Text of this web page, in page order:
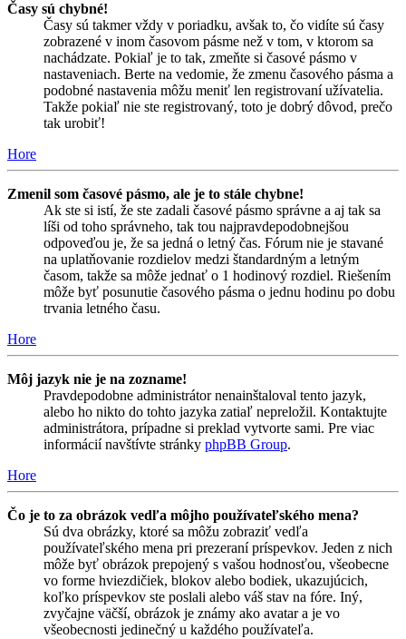
Časy sú chybné!
Časy sú takmer vždy v poriadku, avšak to, čo vidíte sú časy
zobrazené v inom časovom pásme než v tom, v ktorom sa
nachádzate. Pokiaľ je to tak, zmeňte si časové pásmo v
nastaveniach. Berte na vedomie, že zmenu časového pásma a
podobné nastavenia môžu meniť len registrovaní užívatelia.
Takže pokiaľ nie ste registrovaný, toto je dobrý dôvod, prečo
tak urobiť!
Hore
Zmenil som časové pásmo, ale je to stále chybne!
Ak ste si istí, že ste zadali časové pásmo správne a aj tak sa
líši od toho správneho, tak tou najpravdepodobnejšou
odpoveďou je, že sa jedná o letný čas. Fórum nie je stavané
na uplatňovanie rozdielov medzi štandardným a letným
časom, takže sa môže jednať o 1 hodinový rozdiel. Riešením
môže byť posunutie časového pásma o jednu hodinu po dobu
trvania letného času.
Hore
Môj jazyk nie je na zozname!
Pravdepodobne administrátor nenainštaloval tento jazyk,
alebo ho nikto do tohto jazyka zatiaľ nepreložil. Kontaktujte
administrátora, prípadne si preklad vytvorte sami. Pre viac
informácií navštívte stránky phpBB Group.
Hore
Čo je to za obrázok vedľa môjho používateľského mena?
Sú dva obrázky, ktoré sa môžu zobraziť vedľa
používateľského mena pri prezeraní príspevkov. Jeden z nich
môže byť obrázok prepojený s vašou hodnosťou, všeobecne
vo forme hviezdičiek, blokov alebo bodiek, ukazujúcich,
koľko príspevkov ste poslali alebo váš stav na fóre. Iný,
zvyčajne väčší, obrázok je známy ako avatar a je vo
všeobecnosti jedinečný u každého používateľa.